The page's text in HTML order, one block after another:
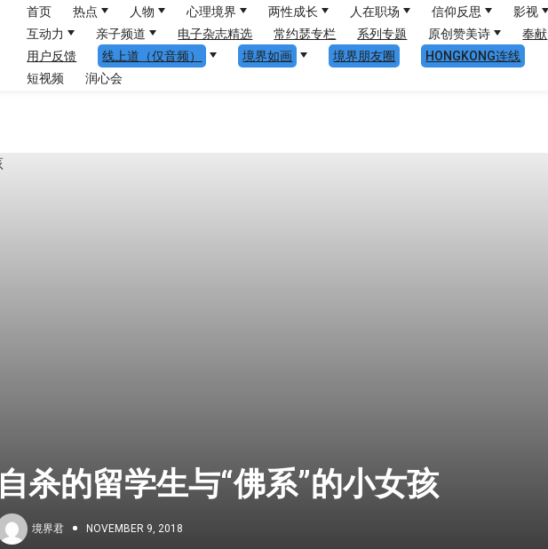
首页 热点 人物 心理境界 两性成长 人在职场 信仰反思
影视
互动力
亲子频道 电子杂志精选 常约瑟专栏 系列专题 原创赞美诗
奉献
用户反馈
线上道（仅音频） 境界如画 境界朋友圈
HONGKONG连线
短视频
润心会
自杀的留学生与“佛系”的小女孩
境界君 NOVEMBER 9, 2018